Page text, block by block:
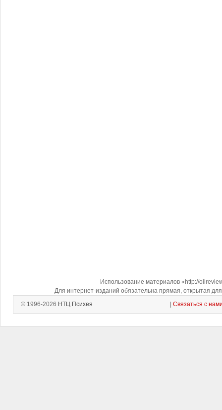
Использование материалов «http://
Для интернет-изданий обязательна прямая, открытая
© 1996-2026 НТЦ Психея Связаться с